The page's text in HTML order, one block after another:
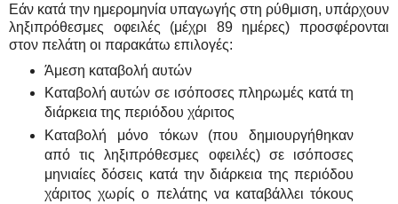
Εάν κατά την ημερομηνία υπαγωγής στη ρύθμιση, υπάρχουν
ληξιπρόθεσμες οφειλές (μέχρι 89 ημέρες) προσφέρονται
στον πελάτη οι παρακάτω επιλογές:
Άμεση καταβολή αυτών
Καταβολή αυτών σε ισόποσες πληρωμές κατά τη
διάρκεια της περιόδου χάριτος
Καταβολή μόνο τόκων (που δημιουργήθηκαν
από τις ληξιπρόθεσμες οφειλές) σε ισόποσες
μηνιαίες δόσεις κατά την διάρκεια της περιόδου
χάριτος χωρίς ο πελάτης να καταβάλλει τόκους